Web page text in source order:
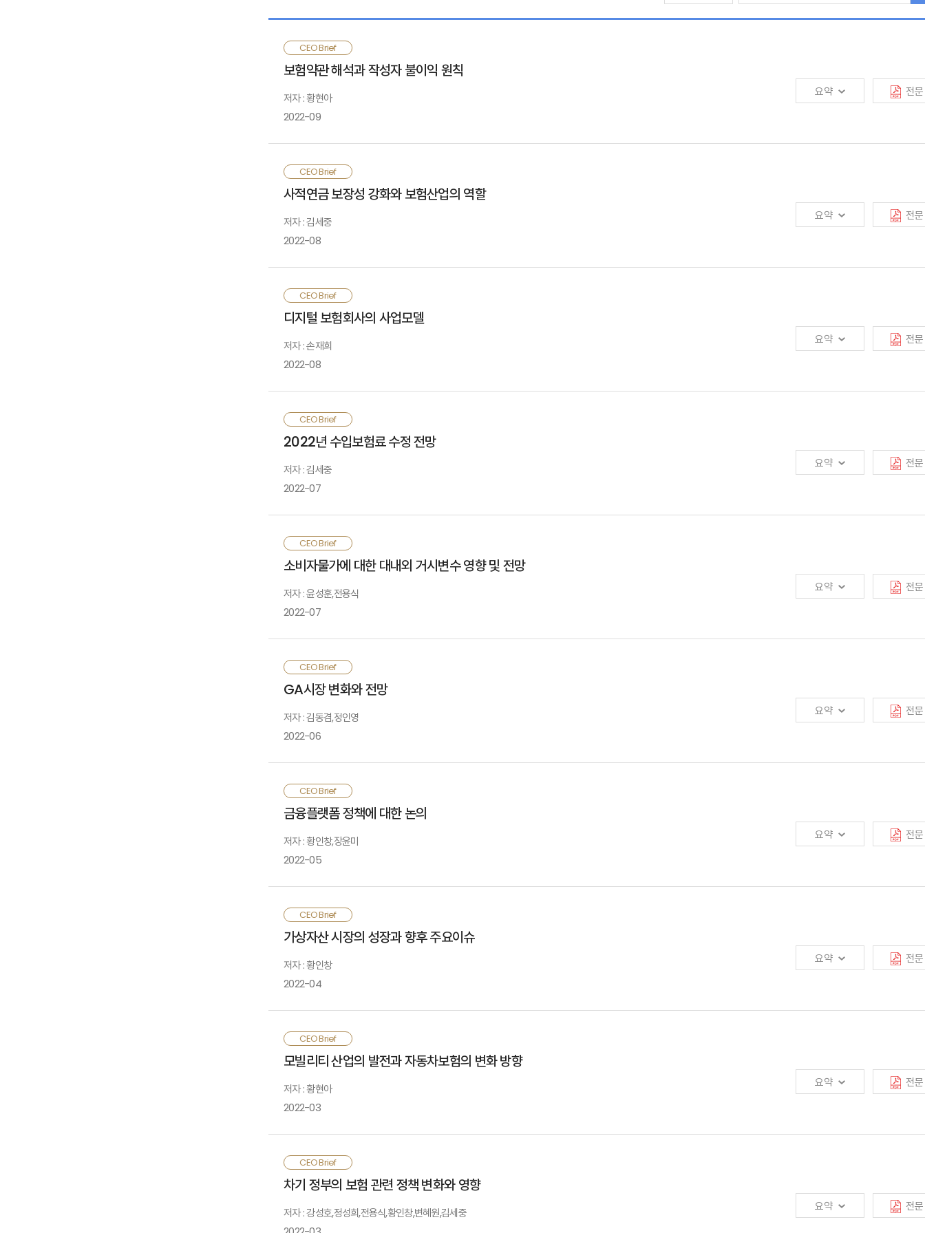
CEO Brief
보험약관 해석과 작성자 불이익 원칙
저자 : 황현아
2022-09
요약 전문
작성자 불이익 원칙은 책임성, 형평성, 투명성, 효용성 측면에서 보험의 역할 확대 및 소비자 보호에 기여해 왔음. 그러나 작성자 불이익 원칙은 보충적 해석 원칙으로,
약관의 불명확성 문제를 해결하기 위한 최후의 수단일 뿐 분쟁 해결의 합리성을 담보하는 것은 아님. 따라서 작성자 불이익 원칙의 의의를 존중하되, 오남용되지 않도록
그 적용범위를 합리적으로 설정함으로써, 보험의 선의성 및 지속가능성을 유지하는 데 기여하는 방향으로 해석·적용 할 필요가 있을 것임
CEO Brief
사적연금 보장성 강화와 보험산업의 역할
저자 : 김세중
2022-08
요약 전문
고령인구 급증과 공적연금의 보장성 약화로 퇴직연금과 연금저축 등 사적연금의 보장성 강화가 요구되고 있으며, 사적연금을 취급하는 금융산업, 특히 보험산업의 역할
확대가 필요함. 이에 연금시장을 세제적격과 세제비적격, 그리고 퇴직연금의 3개 연금시장으로 세분화하여 각 연금시장에서 사적연금 및 보험산업의 역할 확대 방안을
살펴봄으로써 사적연금 보장성 강화를 위한 정책적, 전략적 시사점을 도출함
CEO Brief
디지털 보험회사의 사업모델
저자 : 손재희
2022-08
요약 전문
빠르게 전개되고 있는 디지털 환경에서 MZ세대의 보험 니즈를 충족시키는 방안으로 디지털 보험과 디지털 보험회사에 대한 관심이 높아짐. 디지털 보험회사는 기존
인슈어테크와 달리 보험 인가를 받아 직접 디지털 보험을 개발하고 디지털 채널을 통해 상품을 신속하게 제공할 수 있어야 함. 해외의 경우 시장 환경, 회사가 지향하는
목표, 회사 역량에 따라 디지털 보험회사의 사업모델이 지역마다 다르게 나타남. 인슈어테크 기반이 약하고 개인 인보험 중심인 국내 시장 환경에서 디지털 보험회사는
초기에는 단순한 상품 제공 사업모델로 시작하되, 독자적인 기술 기반 솔루션 제공 및 서비스를 연계하는 사업모델 확대가 필요할 것으로 예상됨
CEO Brief
2022년 수입보험료 수정 전망
저자 : 김세중
2022-07
요약 전문
최근 나타나고 있는 고인플레이션과 금리 급등, 금융시장 변동성 확대 등은 2022년 하반기 보험산업에 다양한 영향을 미칠 수 있으며, 특히 저축·투자형 상품을
취급하는 생명보험의 성장성에 부정적인 영향을 미칠 것으로 전망됨. 이에 따라 2022년 생명보험 수입보험료는 기존 1.7% 증가에서 1.9% 감소로 수정 전망하며,
손해보험 원수보험료는 기존 4.9% 증가에서 4.6% 증가로 수정 전망함
CEO Brief
소비자물가에 대한 대내외 거시변수 영향 및 전망
저자 : 윤성훈,전용식
2022-07
요약 전문
2020년 5월을 저점으로 높아지고 있는 소비자물가 상승세는 대부분 수입물가, 생산자물가,
들어 이에 가세하는 형국임.
대내외 거시변수 모두가 소비자물가를 높이는 요인으로 작용하는 이례적인 현상인데, 이는 2008년 글로벌 금융위기 발생 전후로 나타난 바 있음. 그런데 그
당시와는 달리 러시아·우크라이나 전쟁과 글로벌 공급망 차질 등으로 인해 금리 상승과 경기 하락에도 소비자물가 상승세가 장기화될 가능성을 배제할 수
CEO Brief
GA시장 변화와 전망
저자 : 김동겸,정인영
2022-06
요약 전문
GA채널이 보험시장의 주력 모집채널로 자리 잡은 가운데, 보험회사의 전속채널 분리유인 확대와 모집시장을 둘러싼 제도 변화가 GA시장 구조에 영향을 미치고 있음.
GA시장에서 주도권을 차지하기 위해 보험회사의 자회사 GA 설립과 온라인플랫폼기업의 GA시장 진출이 확대되고 있음. 일부 GA를 중심으로는 인바운드영업 등
새로운 사업모형에 대한 시도가 이루어지고 있으며, 기업공개(IPO)를 추진하는 GA가 늘어남. 향후 제판분리 현상 및 GA의 대형화·집중화가 심화될 것으로 보이는
가운데, 보험회사는 자사의 상품 및 고객군, 전속모집 조직의 전문성과 영업경쟁력 등을 고려하여 차별화된 채널전략을 수립할 필요가 있음
CEO Brief
금융플랫폼 정책에 대한 논의
저자 : 황인창,장윤미
2022-05
요약 전문
금융플랫폼은 금융의 다양성·효율성·포용성을 개선하여 금융산업의 경쟁력을 강화시킬 것으로 기대되지만, 동시에 시장경쟁·안정성·소비자보호에서 새로운 유형의
리스크를 발생시켜 시장실패 가능성도 높일 것으로 우려됨. 이에 해외 주요국은 각국의 경제 및 금융환경 특성에 따라 서로 다른 방식으로 온라인플랫폼에 대한 정책을
마련하고 있음. 국내에서도 금융플랫폼에 대한 정책 마련 시 소비자 편익 제고 등 금융플랫폼의 긍정적 효과를 살리는 방안을 강구하되, 일정 규모 이상의 소수 빅테크
플랫폼사업자에 대해 독과점·불공정행위 방지, 공정경쟁 마련, 금융안정 달성을 위한 적절한 규제방안을 마련할 필요가 있음
CEO Brief
가상자산 시장의 성장과 향후 주요이슈
저자 : 황인창
2022-04
요약 전문
2009년 비트코인 등장 이후 가상자산 시장은 ① 풍부한 시장 유동성, ② 블록체인 생태계의 확장, ③ 스테이블코인의 등장 등으로 빠르게 성장함. 가상자산은
금융시스템의 효율성 제고와 블록체인 생태계의 확대를 통해 금융혁신 및 경제성장에 기여할 수 있음. 하지만 투명성이 낮고 규제체계가 미비하여 소비자 보호 및
자금세탁 방지가 미흡하고, 가상자산과 실물경제가 긴밀하게 연계됨에 따라 금융안정 및 통화정책을 저해할 우려가 있음. 따라서 향후 가상자산 시장의 안정화 과정 중
소비자 보호 이슈가 부상할 가능성이 있고, 스테이블코인에 대한 규제체계 및 중앙은행 디지털화폐 발행 논의가 활발해질 것으로 예상됨
CEO Brief
모빌리티 산업의 발전과 자동차보험의 변화 방향
저자 : 황현아
2022-03
요약 전문
모빌리티 산업의 발전 방향은 ① 탈인간중심, ② 탈탄소·친환경, ③ 다양화·세분화, ④ 플랫폼·데이터로 요약됨. 이에 대응하여 자동차보험에도 변화가 요구됨. 첫째, 인간
중심 및 내연기관 중심의 제도 및 약관의 정비가 필요함. 둘째, 자동차보험의 보상 및 운영 체계를 신종 이동 수단에 확대 적용할 필요가 있음. 셋째, 플랫폼 이용자에게
보상 공백이 발생하지 않도록 약관을 점검하고, 모빌리티 데이터에 대한 접근 및 활용 방안을 모색할 필요가 있음. 이를 통해 궁극적으로 자동차보험을
모빌리티보험으로 전환해 나감으로써 4차산업혁명 시대에 요구되는 보험의 역할을 지속적으로 수행해 나갈 수 있을 것임
CEO Brief
차기 정부의 보험 관련 정책 변화와 영향
저자 : 강성호,정성희,전용식,황인창,변혜원,김세중
요약 전문